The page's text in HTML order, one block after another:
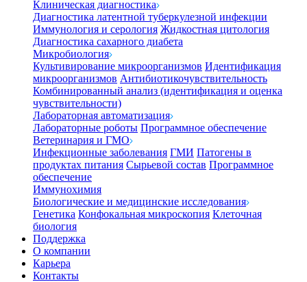
Клиническая диагностика
Диагностика латентной туберкулезной инфекции
Иммунология и серология Жидкостная цитология
Диагностика сахарного диабета
Микробиология
Культивирование микроорганизмов Идентификация
микроорганизмов Антибиотикочувствительность
Комбинированный анализ (идентификация и оценка
чувствительности)
Лабораторная автоматизация
Лабораторные роботы Программное обеспечение
Ветеринария и ГМО
Инфекционные заболевания ГМИ Патогены в
продуктах питания Сырьевой состав Программное
обеспечение
Иммунохимия
Биологические и медицинские исследования
Генетика Конфокальная микроскопия Клеточная
биология
Поддержка
О компании
Карьера
Контакты